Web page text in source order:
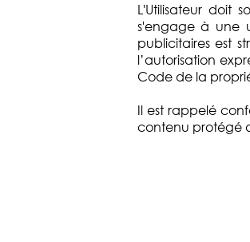
L'Utilisateur doit
s'engage à une
publicitaires est
l’autorisation
Code de la
Il est rappelé
contenu protégé